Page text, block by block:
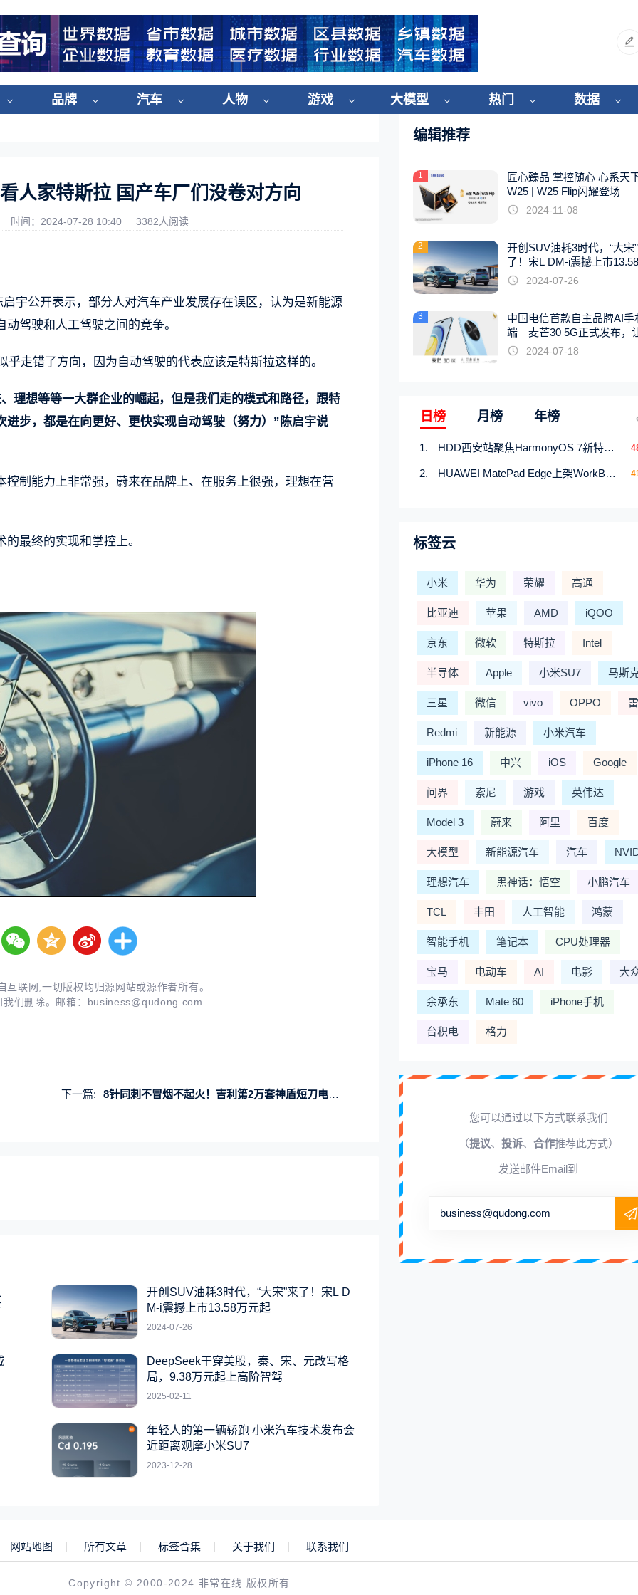
品牌 汽车 人物 游戏 大模型 热门 数据
人家特斯拉 国产车厂们没卷对方向
时间：2024-07-28 10:40 3382人阅读
宇公开表示，部分人对汽车产业发展存在误区，认为是新能源
驾驶和人工驾驶之间的竞争。
走错了方向，因为自动驾驶的代表应该是特斯拉这样的。
理想等等一大群企业的崛起，但是我们走的模式和路径，跟特
步，都是在向更好、更快实现自动驾驶（努力）”陈启宇说
制能力上非常强，蔚来在品牌上、在服务上很强，理想在营
最终的实现和掌控上。
联网,一切版权均归源网站或源作者所有。
们删除。邮箱： business@qudong.com
下一篇: 8针同刺不冒烟不起火！吉利第2万套神盾短刀电池下线
开创SUV油耗3时代，“大宋”来了！宋L D
M-i震撼上市13.58万元起
2024-07-26
DeepSeek干穿美股，秦、宋、元改写格
局，9.38万元起上高阶智驾
2025-02-11
年轻人的第一辆轿跑 小米汽车技术发布会
近距离观摩小米SU7
2023-12-28
编辑推荐
1
匠心臻品 掌控随心 心系天
W25 | W25 Flip闪耀登场
2024-11-08
2
开创SUV油耗3时代，“大宋
了！宋L DM-i震撼上市
起
2024-07-26
3
中国电信首款自主品牌AI手
端—麦芒30 5G正式发布，
触手可及2024-07-18
日榜 月榜 年榜
HDD西安站聚焦HarmonyOS 7新特性，解锁从互联到智能的应用开发新范式
HUAWEI MatePad Edge上架WorkBuddy鸿蒙PC版，说话就能干活的AI办公搭子
标签云
小米 华为 荣耀 高通
比亚迪 苹果 AMD iQOO
京东 微软 特斯拉 Intel
半导体 Apple 小米SU7 马斯
三星 微信 vivo OPPO
Redmi 新能源 小米汽车
iPhone 16 中兴 iOS Google
问界 索尼 游戏 英伟达
Model 3 蔚来 阿里 百度
大模型 新能源汽车 汽车
理想汽车 黑神话：悟空 小鹏汽车
TCL 丰田 人工智能 鸿蒙
智能手机 笔记本 CPU处理器
宝马 电动车 AI 电影 大
余承东 Mate 60 iPhone手机
台积电 格力
您可以通过以下方式联系我们
（提议、 投诉、 合作推荐此方式）
发送邮件Email到
business@qudong.com
网站地图 所有文章 标签合集 关于我们 联系我们
Copyright © 2000-2024 非常在线 版权所有